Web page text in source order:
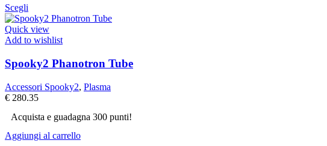
Scegli
Quick view
Add to wishlist
Spooky2 Phanotron Tube
Accessori Spooky2, Plasma
€ 280.35
Acquista e guadagna 300 punti!
Aggiungi al carrello